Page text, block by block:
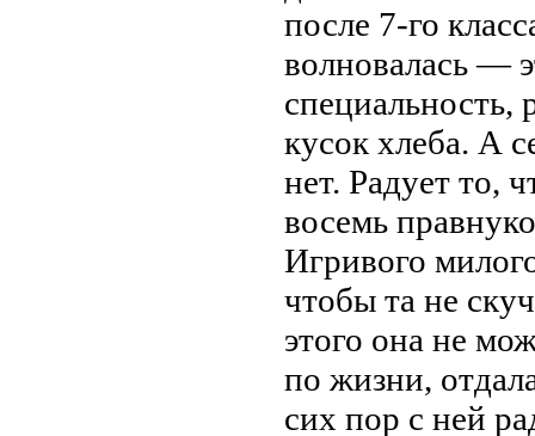
после 7-го
волновалась —
специальность,
кусок хлеба. А
нет. Радует то,
восемь
Игривого
чтобы та не
этого она не
по жизни,
сих пор с ней